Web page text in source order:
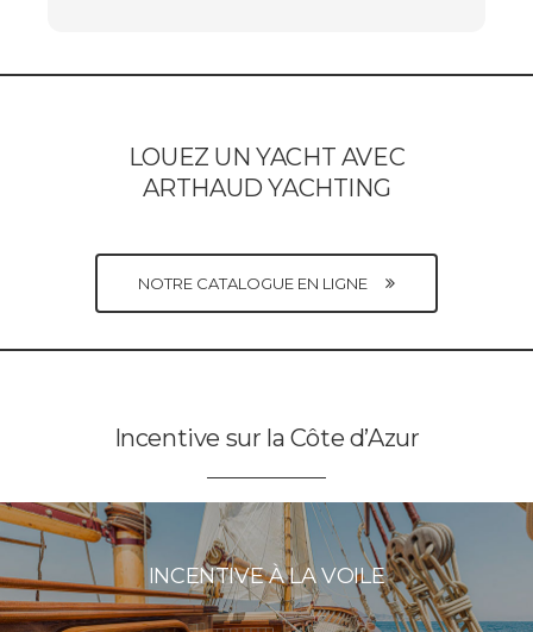
LOUEZ UN YACHT AVEC
ARTHAUD YACHTING
NOTRE CATALOGUE EN LIGNE
Incentive sur la Côte d’Azur
INCENTIVE À LA VOILE